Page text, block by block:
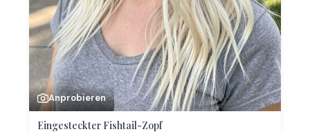
Anprobieren
Eingesteckter Fishtail-Zopf